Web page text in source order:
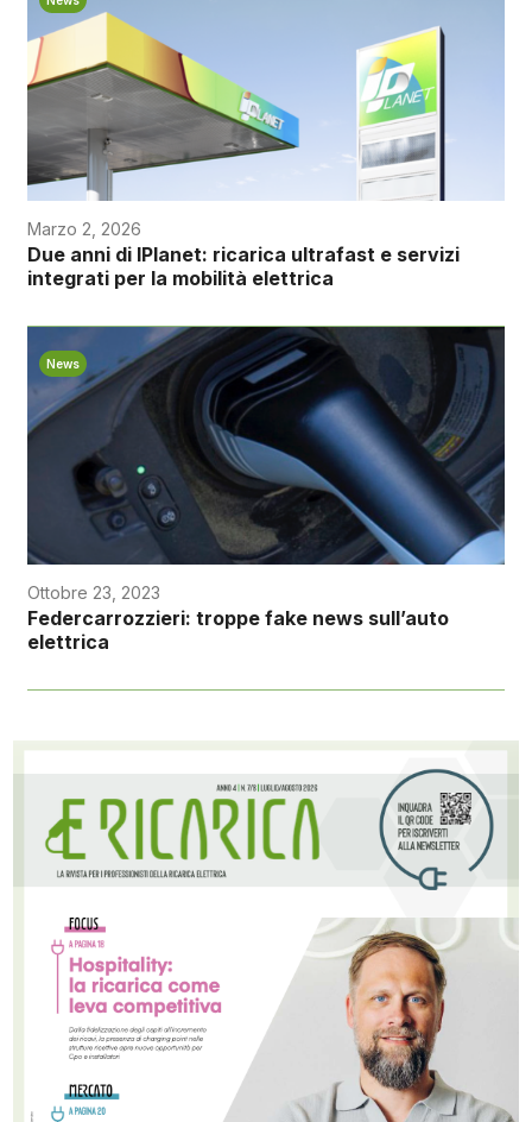
Marzo 2, 2026
Due anni di IPlanet: ricarica ultrafast e servizi
integrati per la mobilità elettrica
News
Ottobre 23, 2023
Federcarrozzieri: troppe fake news sull’auto
elettrica